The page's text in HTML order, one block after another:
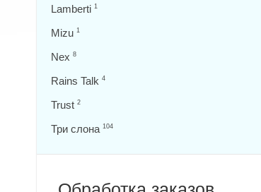
Lamberti 1
Mizu 1
Nex 8
Rains Talk 4
Trust 2
Три слона 104